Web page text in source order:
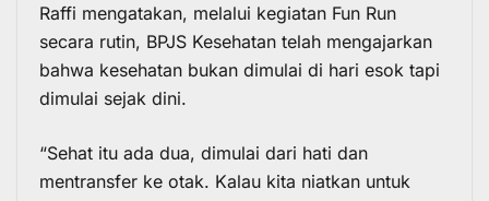
Raffi mengatakan, melalui kegiatan Fun Run
secara rutin, BPJS Kesehatan telah mengajarkan
bahwa kesehatan bukan dimulai di hari esok tapi
dimulai sejak dini.
“Sehat itu ada dua, dimulai dari hati dan
mentransfer ke otak. Kalau kita niatkan untuk